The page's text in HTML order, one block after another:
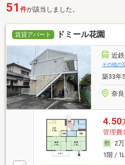
51 件が該当しました。
賃貸アパート ドミール花園
近
その他の
築33年
奈
4.50
管理費
2
1階 /